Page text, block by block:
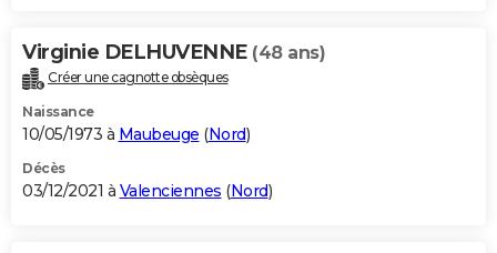
Virginie DELHUVENNE (48 ans)
Créer une cagnotte obsèques
Naissance
10/05/1973 à Maubeuge (Nord)
Décès
03/12/2021 à Valenciennes (Nord)